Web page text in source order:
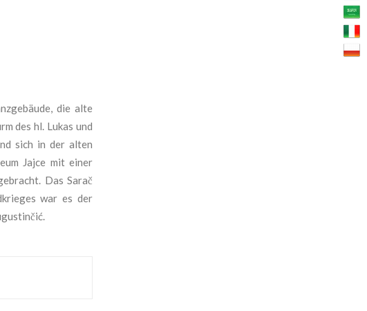
die alte
des hl. Lukas und
sich in der alten
Jajce mit einer
Das Sarač
war es der
čić.